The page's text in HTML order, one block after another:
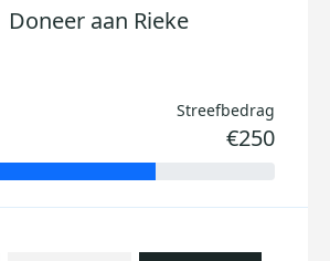
Doneer aan Rieke
Streefbedrag
€250